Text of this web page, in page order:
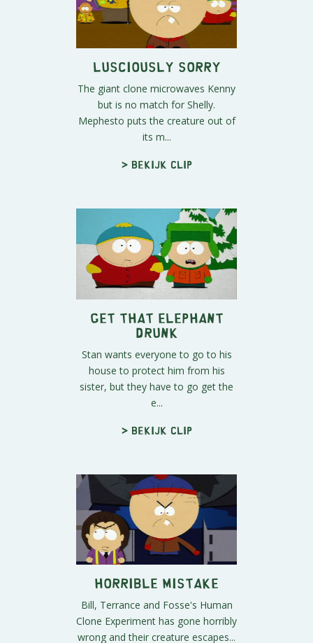
Lusciously Sorry
The giant clone microwaves Kenny
but is no match for Shelly.
Mephesto puts the creature out of
its m...
> Bekijk clip
Get That Elephant
Drunk
Stan wants everyone to go to his
house to protect him from his
sister, but they have to go get the
e...
> Bekijk clip
Horrible Mistake
Bill, Terrance and Fosse's Human
Clone Experiment has gone horribly
wrong and their creature escapes...